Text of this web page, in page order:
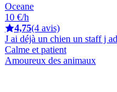
Oceane
10 €/h
4,75(4 avis)
J ai déjà un chien un staff j
Calme et patient
Amoureux des animaux